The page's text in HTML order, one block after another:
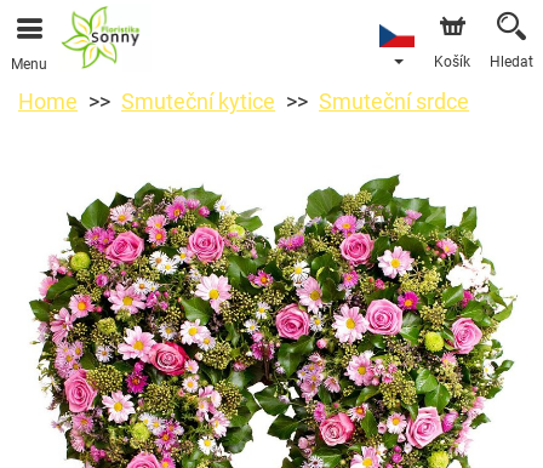
Menu Košík Hledat
Home Smuteční kytice Smuteční srdce